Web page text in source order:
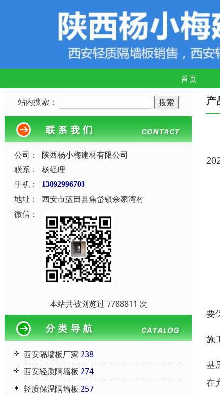
首页
站内搜索：
公司：
陕西杨小梅建材有限公司
联系：
杨经理
手机：
13092996708
地址：
西安市蓝田县焦岱镇佘家湾村
微信：
本站共被浏览过 7788811 次
西安隔墙板厂家 238
西安轻质隔墙板 274
轻质保温隔墙板 257
产
要
施
基
在